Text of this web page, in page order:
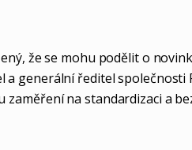
že se mohu podělit o
a generální ředitel
na standardizaci